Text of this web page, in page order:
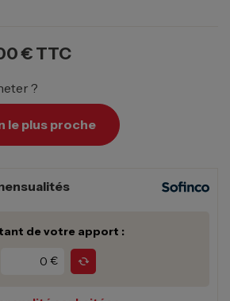
€ TTC
?
le plus proche
de votre apport :
€